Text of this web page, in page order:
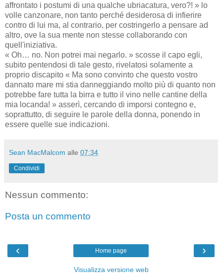
affrontato i postumi di una qualche ubriacatura, vero?! » lo
volle canzonare, non tanto perché desiderosa di infierire
contro di lui ma, al contrario, per costringerlo a pensare ad
altro, ove la sua mente non stesse collaborando con
quell'iniziativa.
« Oh… no. Non potrei mai negarlo. » scosse il capo egli,
subito pentendosi di tale gesto, rivelatosi solamente a
proprio discapito « Ma sono convinto che questo vostro
dannato mare mi stia danneggiando molto più di quanto non
potrebbe fare tutta la birra e tutto il vino nelle cantine della
mia locanda! » asserì, cercando di imporsi contegno e,
soprattutto, di seguire le parole della donna, ponendo in
essere quelle sue indicazioni.
Sean MacMalcom alle 07:34
Condividi
Nessun commento:
Posta un commento
‹ ›
Home page
Visualizza versione web